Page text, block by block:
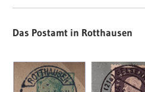
Das Postamt in Rotthausen